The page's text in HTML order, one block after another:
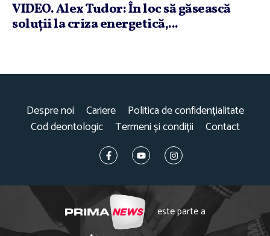
VIDEO. Alex Tudor: În loc să găsească
soluţii la criza energetică,...
Despre noi Cariere
Politica de confidențialitate
Cod deontologic
Termeni și condiții Contact
este parte a